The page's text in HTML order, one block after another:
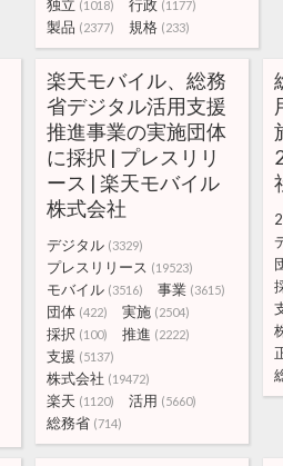
独立 (1018) 行政 (1177)
製品 (2377) 規格 (233)
楽天モバイル、総務
省デジタル活用支援
推進事業の実施団体
に採択 | プレスリリ
ース | 楽天モバイル
株式会社
デジタル (3329)
プレスリリース (19523)
モバイル (3516) 事業 (3615)
団体 (422) 実施 (2504)
採択 (100) 推進 (2222)
支援 (5137)
株式会社 (19472)
楽天 (1120) 活用 (5660)
総務省 (714)